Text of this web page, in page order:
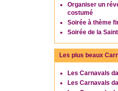
Organiser un
costumé
Soirée à thème
Soirée de la
Les plus beaux
Les Carnavals
Les Carnavals